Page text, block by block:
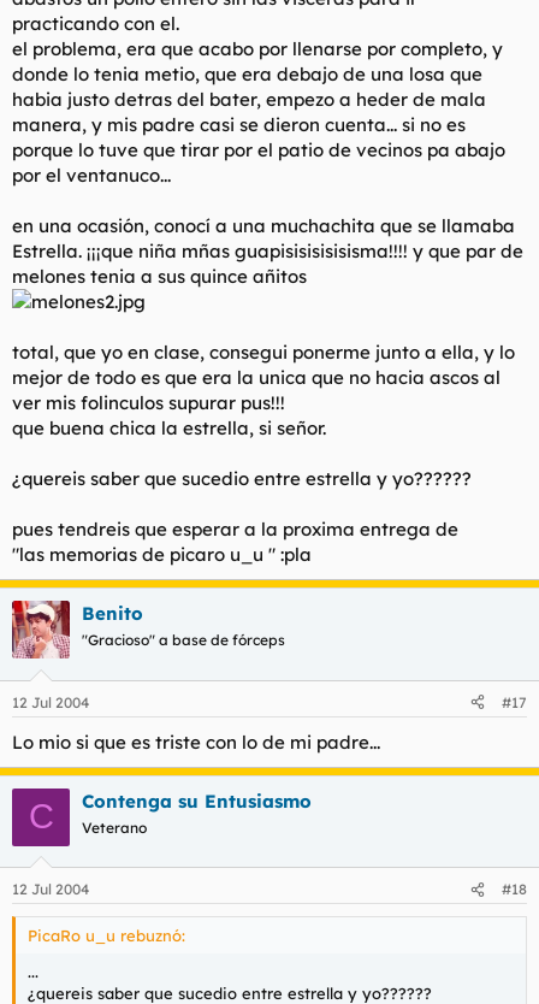
practicando con el.
el problema, era que acabo por llenarse por completo, y
donde lo tenia metio, que era debajo de una losa que
habia justo detras del bater, empezo a heder de mala
manera, y mis padre casi se dieron cuenta... si no es
porque lo tuve que tirar por el patio de vecinos pa abajo
por el ventanuco...
en una ocasión, conocí a una muchachita que se llamaba
Estrella. ¡¡¡que niña mñas guapisisisisisisma!!!! y que par de
melones tenia a sus quince añitos
total, que yo en clase, consegui ponerme junto a ella, y lo
mejor de todo es que era la unica que no hacia ascos al
ver mis folinculos supurar pus!!!
que buena chica la estrella, si señor.
¿quereis saber que sucedio entre estrella y yo??????
pues tendreis que esperar a la proxima entrega de
"las memorias de picaro u_u " :pla
Benito
"Gracioso" a base de fórceps
12 Jul 2004 #17
Lo mio si que es triste con lo de mi padre...
C Contenga su Entusiasmo
Veterano
12 Jul 2004 #18
PicaRo u_u rebuznó:
...
¿quereis saber que sucedio entre estrella y yo??????